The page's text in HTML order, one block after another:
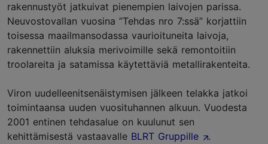
rakennustyöt jatkuivat pienempien laivojen parissa.
Neuvostovallan vuosina ”Tehdas nro 7:ssä” korjattiin
toisessa maailmansodassa vaurioituneita laivoja,
rakennettiin aluksia merivoimille sekä remontoitiin
troolareita ja satamissa käytettäviä metallirakenteita.
Viron uudelleenitsenäistymisen jälkeen telakka jatkoi
toimintaansa uuden vuosituhannen alkuun. Vuodesta
2001 entinen tehdasalue on kuulunut sen
kehittämisestä vastaavalle BLRT Gruppille .